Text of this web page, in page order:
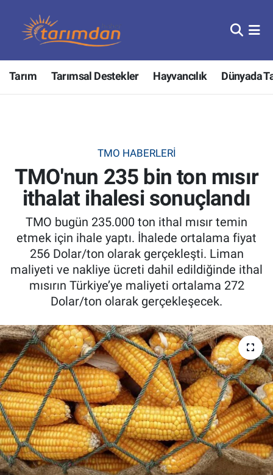
Tarım Tarımsal Destekler Hayvancılık Dünyada
TMO HABERLERI
TMO'nun 235 bin ton mısır
ithalat ihalesi sonuçlandı
TMO bugün 235.000 ton ithal mısır temin
etmek için ihale yaptı. İhalede ortalama fiyat
256 Dolar/ton olarak gerçekleşti. Liman
maliyeti ve nakliye ücreti dahil edildiğinde ithal
mısırın Türkiye’ye maliyeti ortalama 272
Dolar/ton olarak gerçekleşecek.
Tarım
Hayvancılık
Tarımsal Destekler
Tarım Bakanlığı
TZOB
Tarım Kredi Kooperatifleri
Pankobirlik
Et fiyatları
Tarım Bilgisi
Yetiştirici Soruyor
Dünyada Tarım
Üretici Birlikleri
Nöbetçi Eczaneler
Hava Durumu
Tüm Manşetler
Son Dakika Haberleri
Haber Arşivi